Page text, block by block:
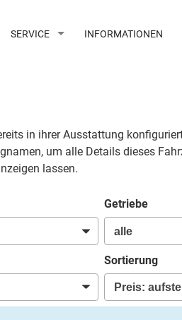
SERVICE INFORMATIONEN
in ihrer Ausstattung
um alle Details dieses
lassen.
Getriebe
Sortierung